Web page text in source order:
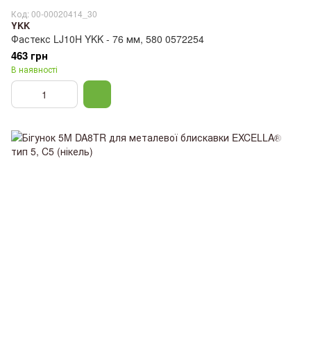
Код: 00-00020414_30
YKK
Фастекс LJ10H YKK - 76 мм, 580 0572254
463 грн
В наявності